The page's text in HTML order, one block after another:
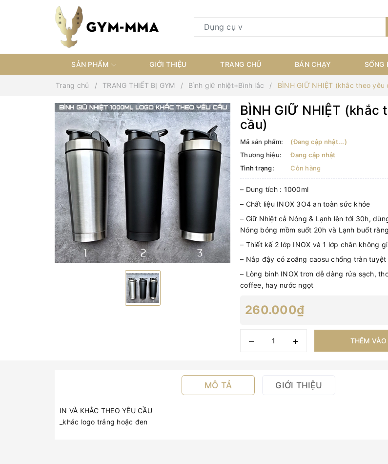
SẢN PHẨM GIỚI THIỆU TRANG CHỦ BÁN CHẠY SỐNG
Trang chủ TRANG THIẾT BỊ GYM Bình giữ nhiệt+Bình lắc BÌNH GIỮ NHIỆT (khắc theo yêu
BÌNH GIỮ NHIỆT (khắc
cầu)
Mã sản phẩm:
(Đang cập nhật...)
Thương hiệu:
Đang cập nhật
Tình trạng:
Còn hàng
– Dung tích : 1000ml
– Chất liệu INOX 3O4 an toàn sức khỏe
– Giữ Nhiệt cả Nóng & Lạnh lên tới 30h,
Nóng bỏng mồm suốt 20h và Lạnh buốt
– Thiết kế 2 lớp INOX và 1 lớp chân không
– Nắp đậy có zoăng caosu chống tràn tuyệt
– Lòng bình INOX trơn dễ dàng rửa sạch,
coffee, hay nước ngọt
260.000₫
– + THÊM VÀO
MÔ TẢ GIỚI THIỆU
IN VÀ KHẮC THEO YÊU CẦU
_khắc logo trắng hoặc đen